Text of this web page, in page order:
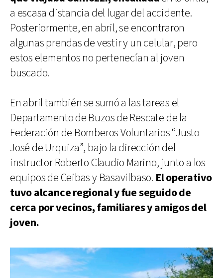
a escasa distancia del lugar del accidente.
Posteriormente, en abril, se encontraron
algunas prendas de vestir y un celular, pero
estos elementos no pertenecían al joven
buscado.
En abril también se sumó a las tareas el
Departamento de Buzos de Rescate de la
Federación de Bomberos Voluntarios “Justo
José de Urquiza”, bajo la dirección del
instructor Roberto Claudio Marino, junto a los
equipos de Ceibas y Basavilbaso. El operativo
tuvo alcance regional y fue seguido de
cerca por vecinos, familiares y amigos del
joven.